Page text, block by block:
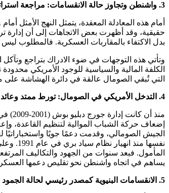
3. واشنطن وتجاوز حالة الانقسامات: مراجعة استراتيجية
أمام هذه المعادلة المعقدة، يتمثل النهج
حقيقية، وقد أظهرت بعض الاتجاهات إلى أن إدارة
بدل الاكتفاء بالمقاربات العسكرية. فالمطلوب ليس
وتأتي هذه التوجهات في ضوء الادراك بتراجع وتآكل
الكلفة المالية والسياسية للوجود الأمريكي
التي تُبقي الصومال عالقة في دائرة الهشاشة
4. التدخل الأمريكي في الصومال: تورط ممتد وعائد محدود
منذ
إضعاف حركة الشباب الموالية لتنظيم القاعدة،
الجيش الصومالي، وقدمت دعمًا جويًا واستخباراتيًا
نفسها
المأمول. فبعد سنوات من الجهود والتكاليف
يساهم في اتجاه واشنطن نحو تقليص دعمها
5. الانقسامات البنيوية كمصدر رئيسي لحالة الجمود السياسي